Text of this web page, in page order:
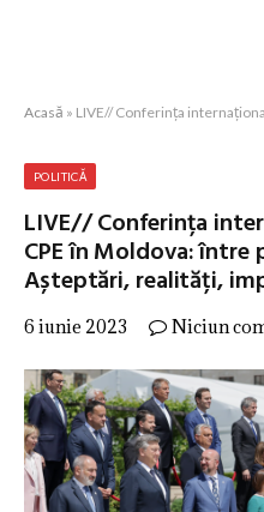
Acasă » LIVE// Conferința internațională: „Summitul CPE
POLITICĂ
LIVE// Conferința
CPE în Moldova:
Așteptări, realități,
6 iunie 2023 Niciun